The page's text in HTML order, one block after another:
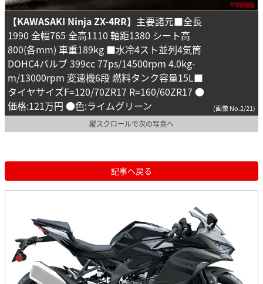
【KAWASAKI Ninja ZX-4RR】 主要諸元■全長
1990 全幅765 全高1110 軸距1380 シート高
800(各mm) 車重189kg ■水冷4スト並列4気筒
DOHC4バルブ 399cc 77ps/14500rpm 4.0kg-
m/13000rpm 変速機6段 燃料タンク容量15L■
タイヤサイズF=120/70ZR17 R=160/60ZR17 ●
価格:121万円 ●色:ライムグリーン
(画像 No.2/21)
縦スクロールで次の写真へ
記事へ戻る